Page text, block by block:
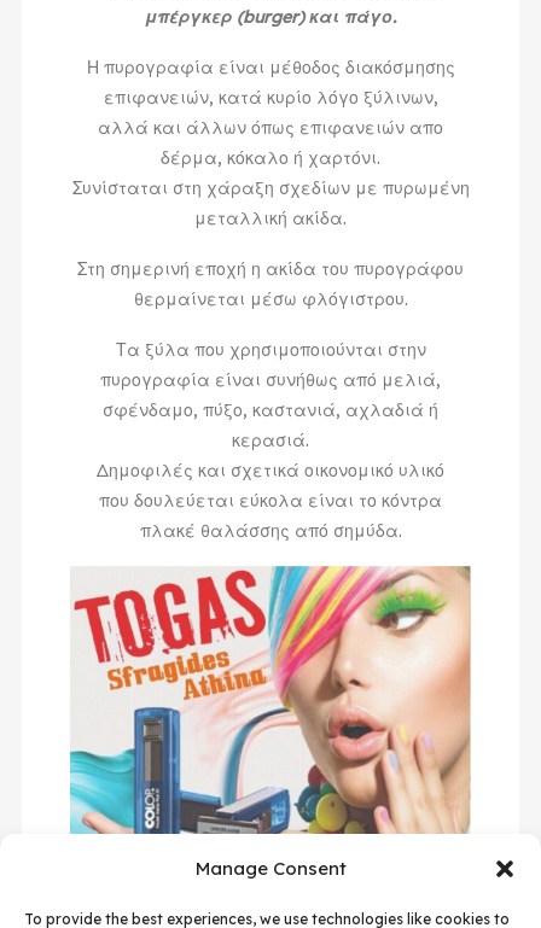
Manage Consent
To provide the best experiences, we use technologies like cookies to
μπέργκερ (burger) και πάγο.
Η πυρογραφία είναι μέθοδος διακόσμησης
επιφανειών, κατά κυρίο λόγο ξύλινων,
αλλά και άλλων όπως επιφανειών απο
δέρμα, κόκαλο ή χαρτόνι.
Συνίσταται στη χάραξη σχεδίων με πυρωμένη
μεταλλική ακίδα.
Στη σημερινή εποχή η ακίδα του πυρογράφου
θερμαίνεται μέσω φλόγιστρου.
Τα ξύλα που χρησιμοποιούνται στην
πυρογραφία είναι συνήθως από μελιά,
σφένδαμο, πύξο, καστανιά, αχλαδιά ή
κερασιά.
Δημοφιλές και σχετικά οικονομικό υλικό
που δουλεύεται εύκολα είναι το κόντρα
πλακέ θαλάσσης από σημύδα.